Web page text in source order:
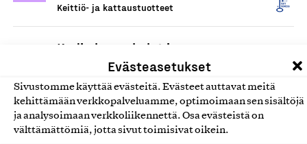
Evästeasetukset
Sivustomme käyttää evästeitä. Evästeet auttavat meitä
kehittämään verkkopalveluamme, optimoimaan sen sisältöjä
ja analysoimaan verkkoliikennettä. Osa evästeistä on
välttämättömiä, jotta sivut toimisivat oikein.
Keittiö- ja kattaustuotteet
Kodin huonekalut ja
pientuotteet
Tmi Rita Saari, Tuote
Keittiö- ja kattaustuotteet